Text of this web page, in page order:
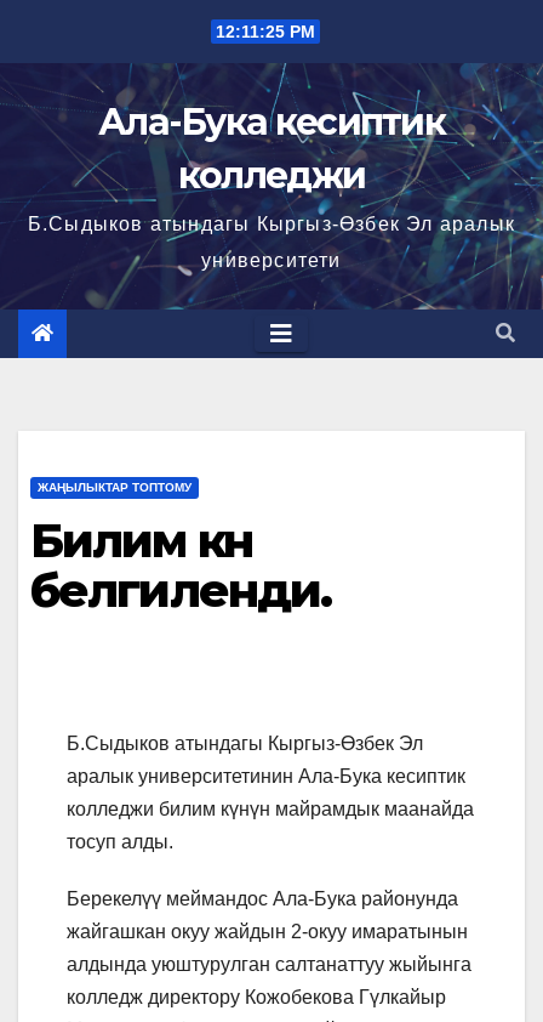
содержимому
12:11:26 PM
Ала-Бука кесиптик
колледжи
Б.Сыдыков атындагы Кыргыз-Өзбек Эл аралык
университети
ЖАҢЫЛЫКТАР ТОПТОМУ
Билим күнү
белгиленди.
Б.Сыдыков атындагы Кыргыз-Өзбек Эл
аралык университетинин Ала-Бука кесиптик
колледжи билим күнүн майрамдык маанайда
тосуп алды.
Берекелүү меймандос Ала-Бука районунда
жайгашкан окуу жайдын 2-окуу имаратынын
алдында уюштурулган салтанаттуу жыйынга
колледж директору Кожобекова Гүлкайыр